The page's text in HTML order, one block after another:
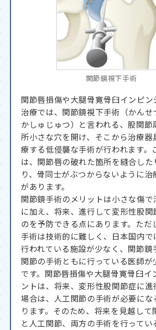
関節鏡視下手術
関節唇損傷や大腿骨寛骨臼インピン
治療では、関節鏡視下手術（かんせ
かしゅじゅつ）と言われる、股関節
所小さな穴を開け、そこから治療器
療する低侵襲な手術が行われます。
は、関節唇の破れた箇所を縫合した
り、骨同士がぶつからないように治
があります。
関節鏡手術のメリットは小さな傷で
に加え、将来、進行して変形性股関
のを予防できる点にあります。ただ
手術は技術的に難しく、日本国内で
行われている施設が少なく、関節鏡
関節の手術ともに行っている医師が
です。関節唇損傷や大腿骨寛骨臼イ
ントは、将来、変形性股関節症に進
場合は、人工関節の手術が必要にな
ります。そのため、将来を見越して
と人工関節、両方の手術を行ってい